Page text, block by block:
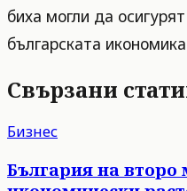
биха могли да
българската
Свързани
Бизнес
България на второ